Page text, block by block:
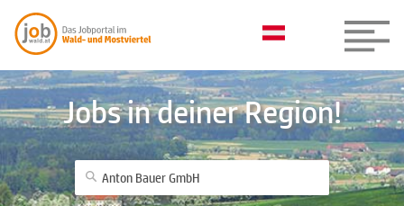
Jobs in deiner Region!